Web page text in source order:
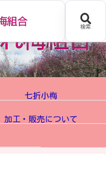
七折小梅
加工・販売について
検索